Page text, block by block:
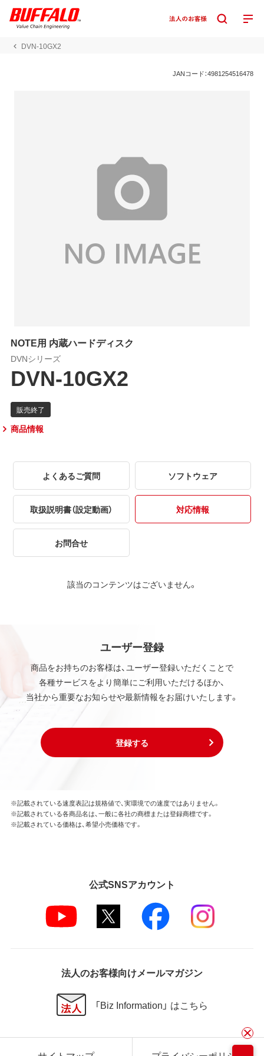
DVN-10GX2
JANコード：4981254516478
NOTE用 内蔵ハードディスク
DVNシリーズ
DVN-10GX2
商品情報
よくあるご質問 ソフトウェア
取扱説明書（設定動画） 対応情報
お問合せ
該当のコンテンツはございません。
ユーザー登録
商品をお持ちのお客様は、ユーザー登録いただくことで
各種サービスをより簡単にご利用いただけるほか、
当社から重要なお知らせや最新情報をお届けいたします。
登録する
※記載されている速度表記は規格値で、実環境での速度ではありません。
※記載されている各商品名は、一般に各社の商標または登録商標です。
※記載されている価格は、希望小売価格です。
公式SNSアカウント
法人のお客様向けメールマガジン
「Biz Information」 はこちら